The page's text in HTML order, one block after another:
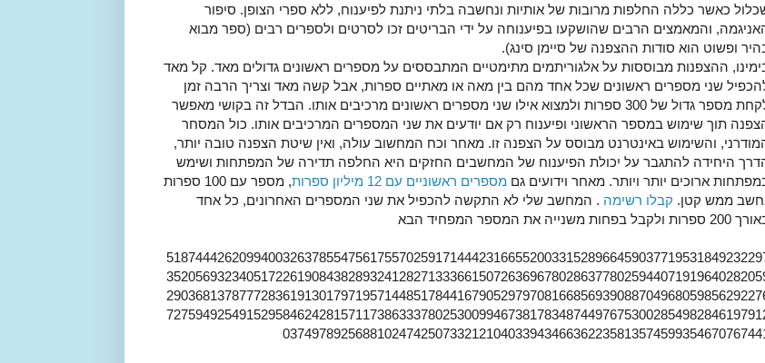
כאשר כללה החלפות מרובות של אותיות ונחשבה בלתי ניתנת לפיענוח, ללא ספרי הצופן. סיפור
והמאמצים הרבים שהושקעו בפיענוחה על ידי הבריטים זכו לסרטים ולספרים רבים (ספר מבוא
ופשוט הוא סודות ההצפנה של סיימן סינג).
ההצפנות מבוססות על אלגוריתמים מתימטיים המתבססים על מספרים ראשונים גדולים מאד. קל מאד
שני מספרים ראשונים שכל אחד מהם בין מאה או מאתיים ספרות, אבל קשה מאד וצריך הרבה זמן
לקחת מספר גדול של 300 ספרות ולמצוא אילו שני מספרים ראשונים מרכיבים אותו. הבדל זה בקושי מאפשר
תוך שימוש במספר הראשוני ופיענוח רק אם יודעים את שני המספרים המרכיבים אותו. כול המסחר
והשימוש באינטרנט מבוסס על הצפנה זו. מאחר וכח המחשוב עולה, ואין שיטת הצפנה טובה יותר,
היחידה להתגבר על יכולת הפיענוח של המחשבים החזקים היא החלפה תדירה של המפתחות ושימש
ארוכים יותר ויותר. מאחר וידועים גם מספרים ראשוניים עם 12 מיליון ספרות
, מספר עם 100 ספרות
ממש קטן. קבלו רשימה . המחשב שלי לא התקשה להכפיל את שני המספרים האחרונים, כל אחד
ולקבל בפחות משנייה את המספר המפחיד הבא